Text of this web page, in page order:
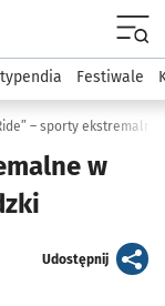
Kultura
Festiwale
– sporty
w
Udostępnijartykuł